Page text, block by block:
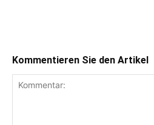
Kommentieren Sie den Artikel